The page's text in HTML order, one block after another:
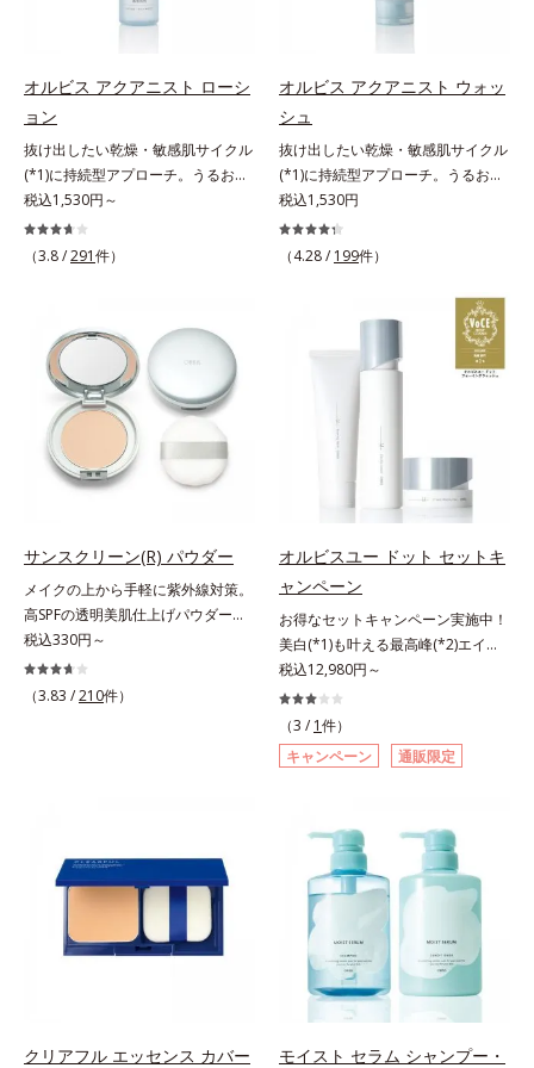
皮脂・汚れの除去による
どまってうるおいを蓄えてくれま
す。刺激を受けやすくなった角層を
うるおいで満たし、脱・敏感肌を目
指します。無油分・無着色・無香
不使用(*5)・パラベンフリー、6つ
のフリー処方で徹底的に肌に寄り添
います。*1 乾燥と敏感をくり返す
こと*2 敏感肌対象連用テスト済
（すべての方のお肌に合うというこ
とではありません）*3 乾燥して敏
アミノ酸（ポリグルタミン酸）配合
＝乾燥を防ぎ、うるおいに満ちた肌
へ導く保湿成分、植物由来アミノ酸
（エルゴチオネイン）配合＝肌を整
物由来アミノ酸（エクトイン）配合
＝乱れた角層にうるおいを与え、肌
荒れを防ぐ保湿成分*5 ウォッシュ
を除くLM＝さっぱり高保湿タイプ
高保湿タイプ（普通肌～超乾性肌）
オルビス アクアニスト ローシ
ョン
抜け出したい乾燥・敏感肌サイクル
(*1)に持続型アプローチ。うるおい
を追求した敏感肌用保湿スキンケア
(*2)。うるおいを逃し、刺激を受け
やすい角層の“乾燥敏感スランプ
望の敏感肌用保湿スキンケアライン
「オルビス アクアニスト」。乾燥
敏感スランプの原因にアプローチす
る持続型トリプルアミノ酸(*4)を配
合。もともと体内にあるアミノ酸は
異物として排出されにくく、肌にと
どまってうるおいを蓄えてくれま
指します。無油分・無着色・無香
不使用(*5)・パラベンフリー、6つ
のフリー処方で徹底的に肌に寄り添
います。*1 乾燥と敏感をくり返す
こと*2 敏感肌対象連用テスト済
（すべての方のお肌に合うというこ
え、すこやかに保つ保湿成分、微生
物由来アミノ酸（エクトイン）配合
＝乱れた角層にうるおいを与え、肌
荒れを防ぐ保湿成分*5 ウォッシュ
税込1,530円～
（3.8 /291件）
オルビス アクアニスト ウォッ
シュ
抜け出したい乾燥・敏感肌サイクル
(*1)に持続型アプローチ。うるおい
を追求した敏感肌用保湿スキンケア
(*2)。うるおいを逃し、刺激を受け
やすい角層の“乾燥敏感スランプ
のうるおい研究により完成した、待
望の敏感肌用保湿スキンケアライン
「オルビス アクアニスト」。乾燥
敏感スランプの原因にアプローチす
合。もともと体内にあるアミノ酸は
異物として排出されにくく、肌にと
どまってうるおいを蓄えてくれま
す。刺激を受けやすくなった角層を
うるおいで満たし、脱・敏感肌を目
指します。無油分・無着色・無香
リーで、徹底的に肌に寄り添いま
す。*1 乾燥と敏感をくり返すこと
*2 敏感肌対象連用テスト済（すべ
ての方のお肌に合うということでは
ありません）*3 乾燥して敏感に感
じやすい状態のこと*4 発酵アミノ
酸（ポリグルタミン酸）配合＝乾燥
ゴチオネイン）配合＝肌を整え、す
こやかに保つ保湿成分、微生物由来
アミノ酸（エクトイン）配合＝乱れ
た角層にうるおいを与え、肌荒れを
防ぐ保湿成分
税込1,530円
（4.28 / 199件）
サンスクリーン(R) パウダー
メイクの上から手軽に紫外線対策。
高SPFの透明美肌仕上げパウダー。
メイクの上から手を汚さずに紫外線
対策ができるUVカットパウダーで
す。“素肌のようななめらかな軽
も、素肌のような透明美肌を叶える
秘密は「スムースヴェールパウダー
(*1)」にあります。7種の球状粉体
(*2)が凹凸を埋めて、肌に薄いヴェ
税込330円～
（3.83 /210件）
オルビスユー ドット セットキ
ャンペーン
お得なセットキャンペーン実施中！
美白(*1)も叶える最高峰(*2)エイジ
ングケア(*3)。ハリも透明感(*4)も
結果主義。年齢サイン(*5)の因子に
着目した肌科学エイジングケア(*3)
シリーズ。オルビスユー ドットシ
リーズは、年齢による肌悩み一つ一
とともに現れる年齢サイン(*5)につ
いて研究を進めたところ、弾力感の
ない状態である「ハリのなさ」や、
くすみ(*6)などが現れている状態で
ある「透明感のなさ」が現れること
で大人の肌印象に大きな影響を与え
ていることが分かりました。そこで
オルビスユー ドットシリーズは美
容成分(*7)として「G.D.F.アクティ
税込12,980円～
（3 / 1件）
キャンペーン
通販限定
クリアフル エッセンス カバー モイスト セラム シャンプー・